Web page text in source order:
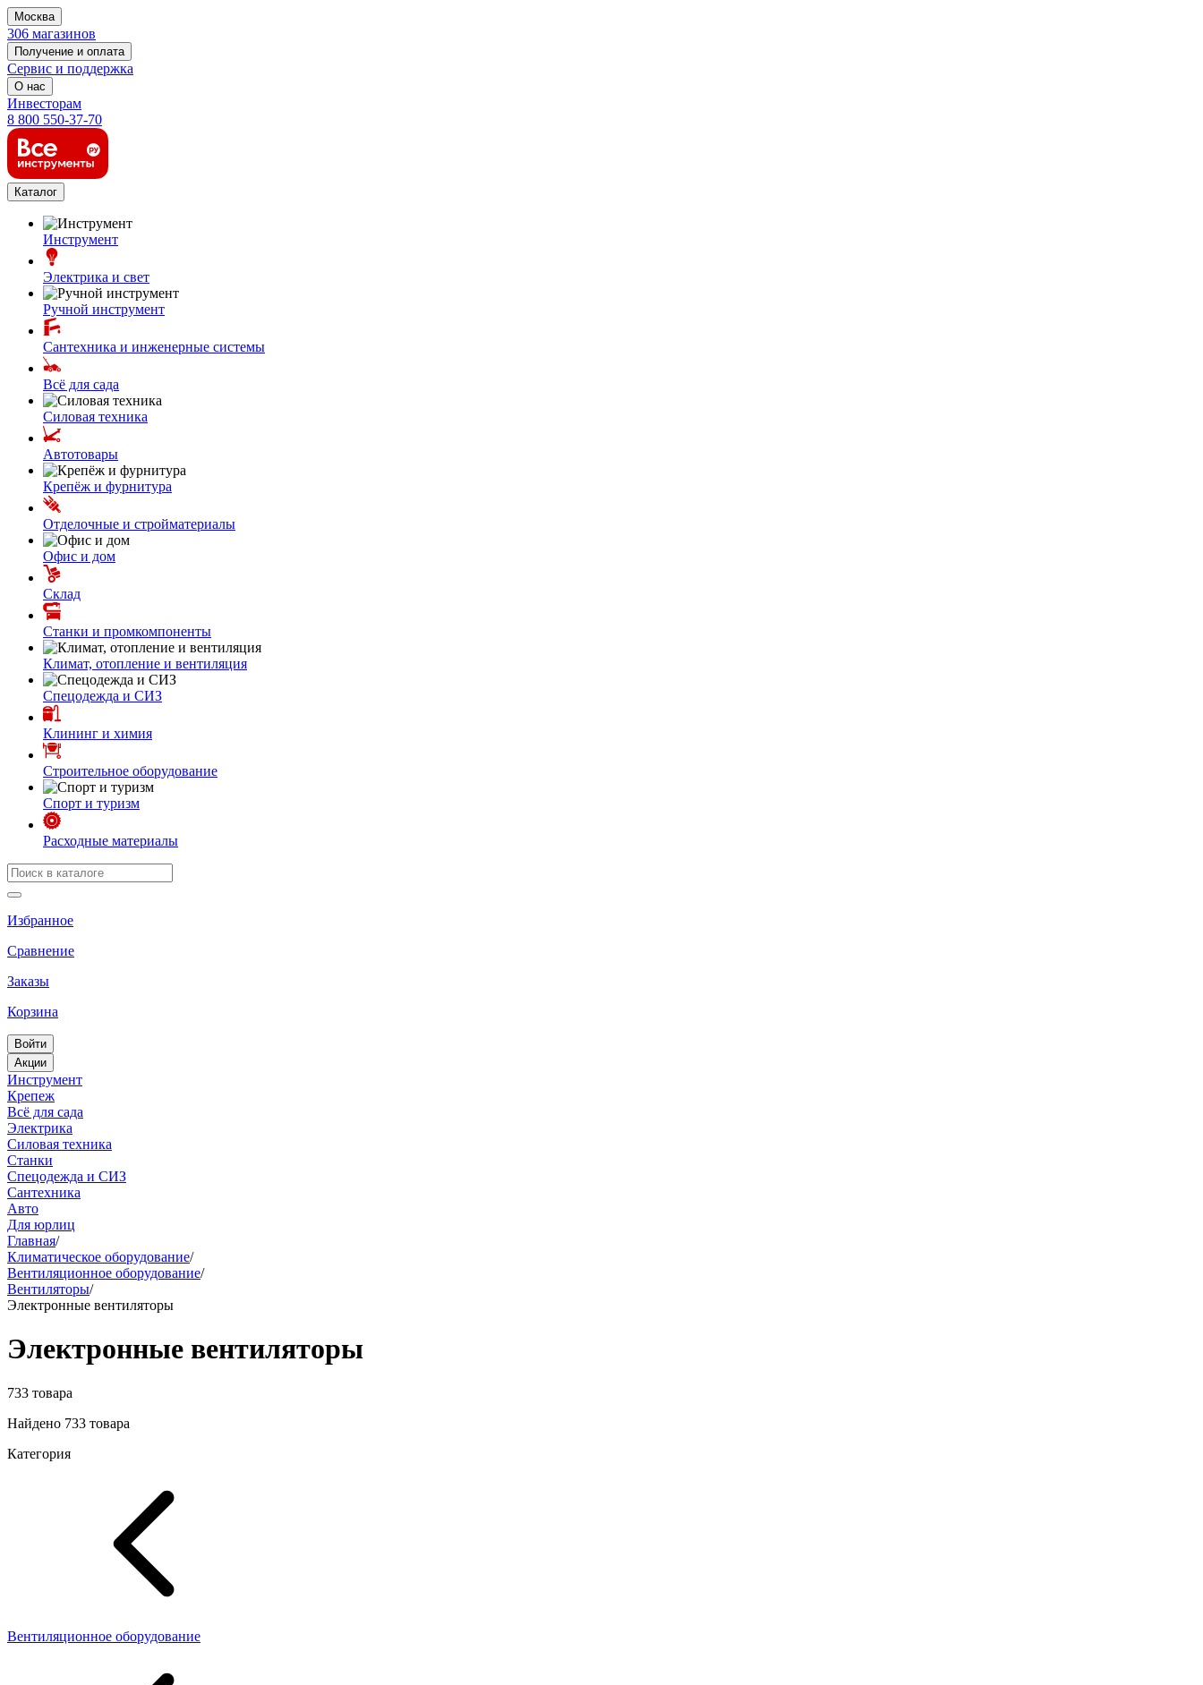
Москва
306 магазинов
Получение и оплата
Сервис и поддержка
О нас
Инвесторам
8 800 550-37-70
Каталог
Инструмент
Электрика и свет
Ручной инструмент
Сантехника и инженерные системы
Всё для сада
Силовая техника
Автотовары
Крепёж и фурнитура
Отделочные и стройматериалы
Офис и дом
Склад
Станки и промкомпоненты
Климат, отопление и вентиляция
Спецодежда и СИЗ
Клининг и химия
Строительное оборудование
Спорт и туризм
Расходные материалы
Избранное
Сравнение
Заказы
Корзина
Войти
Акции
Инструмент
Крепеж
Всё для сада
Электрика
Силовая техника
Станки
Спецодежда и СИЗ
Сантехника
Авто
Для юрлиц
Главная/
Климатическое оборудование/
Вентиляционное оборудование/
Вентиляторы/
Электронные вентиляторы
Электронные вентиляторы
733 товара
Найдено 733 товара
Категория
Вентиляционное оборудование